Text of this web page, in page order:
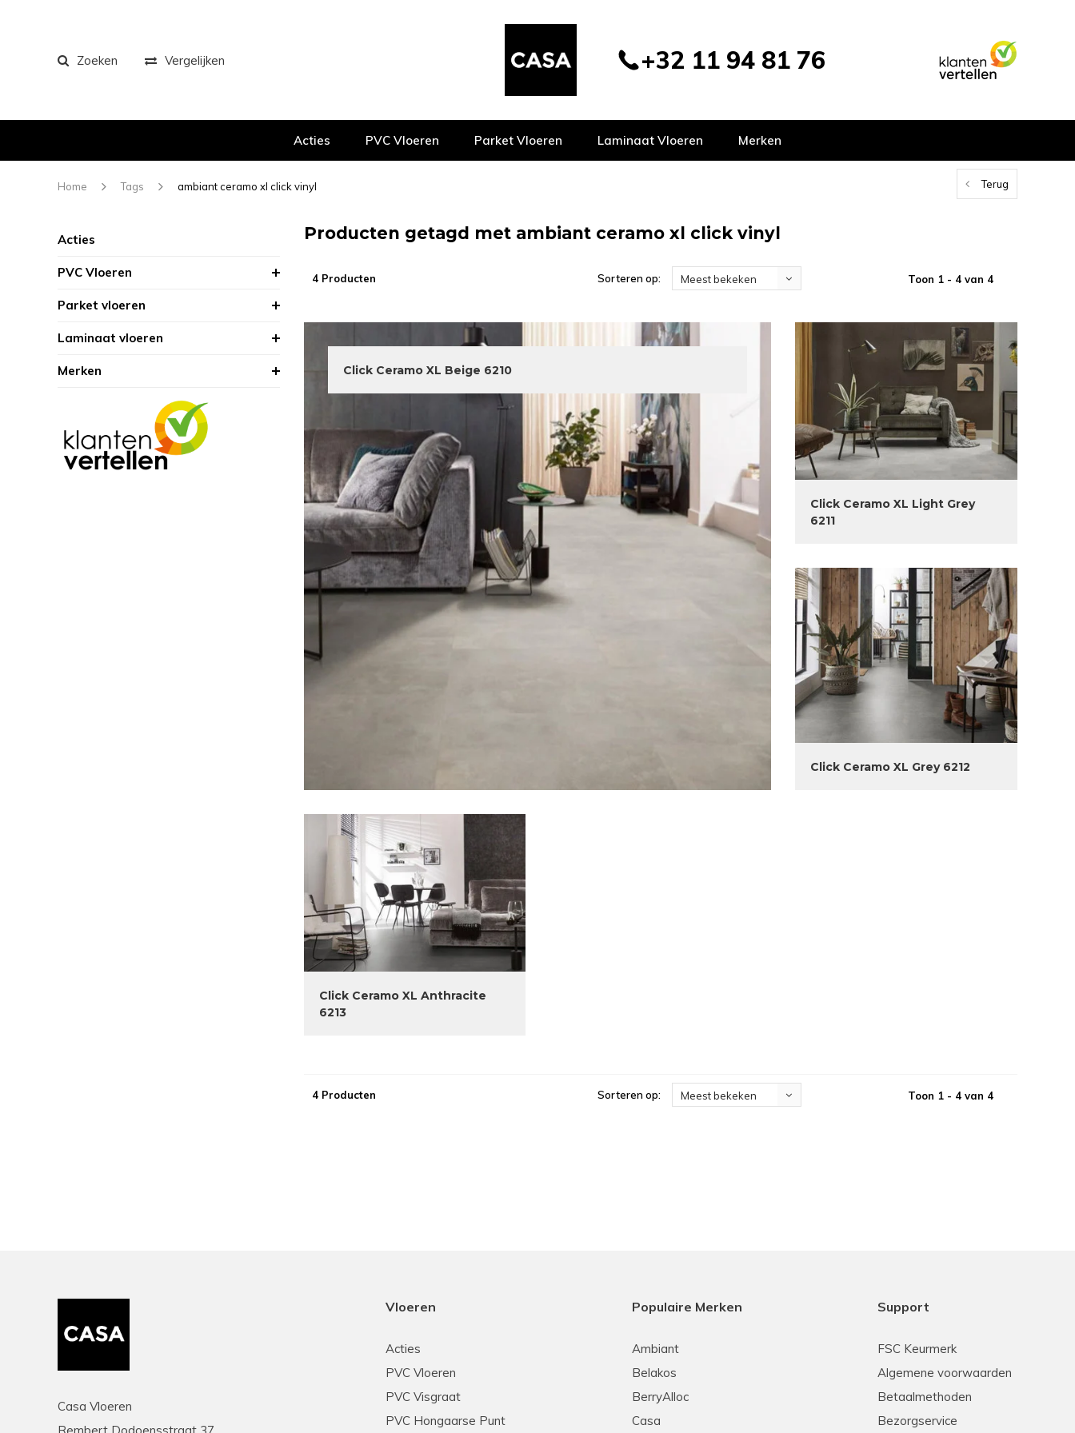
Zoeken Vergelijken +32 11 94 81 76
Acties PVC Vloeren Parket Vloeren Laminaat Vloeren Merken
Home Tags ambiant ceramo xl click vinyl Terug
Acties
PVC Vloeren
Parket vloeren
Laminaat vloeren
Merken
Producten getagd met ambiant ceramo xl click vinyl
4 Producten Sorteren op: Meest bekeken Toon 1 - 4 van 4
Click Ceramo XL Beige 6210
Click Ceramo XL Light Grey
6211
Click Ceramo XL Grey 6212
Click Ceramo XL Anthracite
6213
4 Producten Sorteren op: Meest bekeken Toon 1 - 4 van 4
Casa Vloeren
Vloeren
Acties
PVC Vloeren
PVC Visgraat
PVC Hongaarse Punt
Populaire Merken
Ambiant
Belakos
BerryAlloc
Casa
Support
FSC Keurmerk
Algemene voorwaarden
Betaalmethoden
Bezorgservice